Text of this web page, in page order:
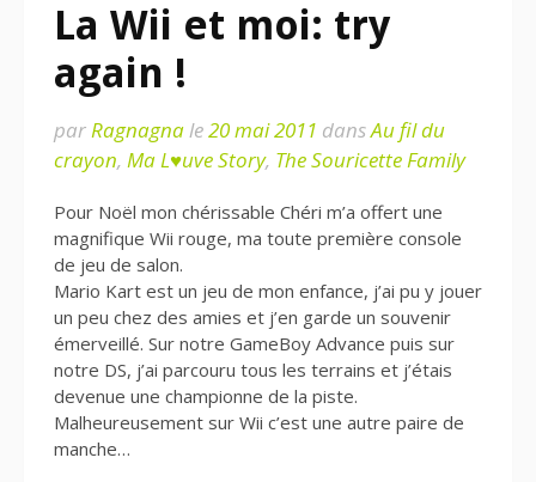
La Wii et moi: try
again !
parRagnagnale20 mai 2011 dansAu fil du
crayon, Ma L♥uve Story, The Souricette Family
Pour Noël mon chérissable Chéri m’a offert une
magnifique Wii rouge, ma toute première console
de jeu de salon.
Mario Kart est un jeu de mon enfance, j’ai pu y jouer
un peu chez des amies et j’en garde un souvenir
émerveillé. Sur notre GameBoy Advance puis sur
notre DS, j’ai parcouru tous les terrains et j’étais
devenue une championne de la piste.
Malheureusement sur Wii c’est une autre paire de
manche…